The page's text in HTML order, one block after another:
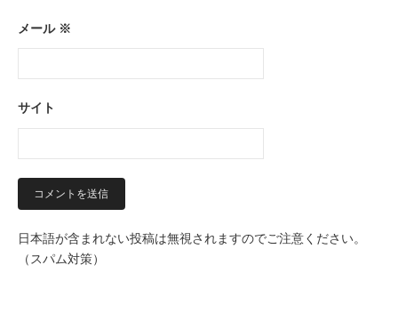
メール ※
サイト
日本語が含まれない投稿は無視されますのでご注意ください。
（スパム対策）